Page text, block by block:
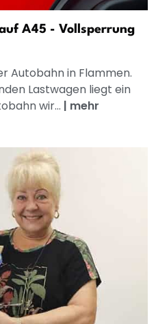
A45 - Vollsperrung
Autobahn in Flammen.
Lastwagen liegt ein
wir... | mehr